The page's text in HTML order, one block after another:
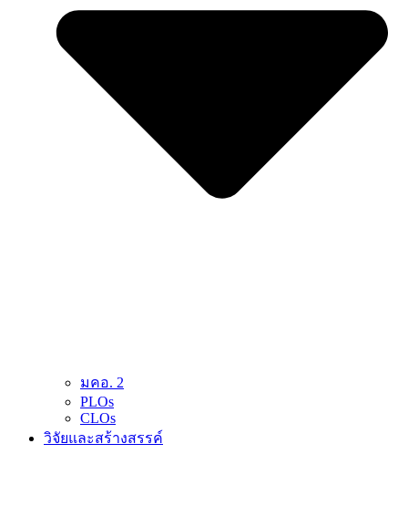
มคอ. 2
PLOs
CLOs
วิจัยและสร้างสรรค์